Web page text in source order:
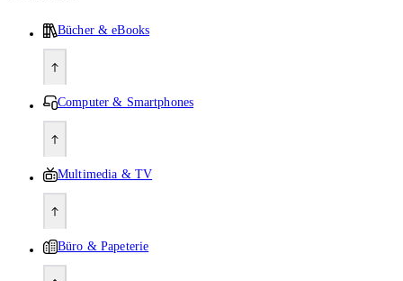
Bücher & eBooks
Computer & Smartphones
Multimedia & TV
Büro & Papeterie